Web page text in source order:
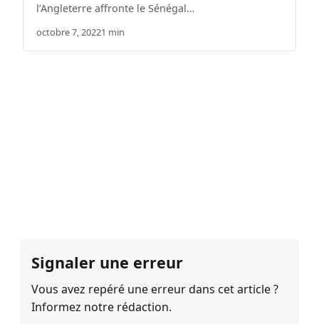
l’Angleterre affronte le Sénégal…
octobre 7, 20221 min
Signaler une erreur
Vous avez repéré une erreur dans cet article ?
Informez notre rédaction.